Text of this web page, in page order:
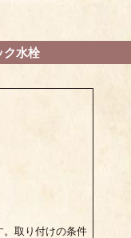
ク水栓
。取り付けの条件